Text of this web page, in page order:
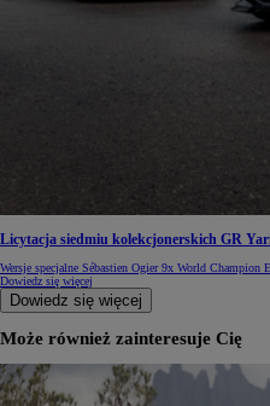
Licytacja siedmiu kolekcjonerskich GR
Wersje specjalne Sébastien Ogier 9x World
Dowiedz się więcej
Dowiedz się więcej
Może również zainteresuje Cię